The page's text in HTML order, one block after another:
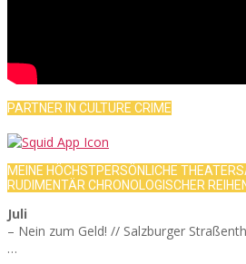
PARTNER IN CULTURE CRIME
MEINE HÖCHSTPERSÖNLICHE
RUDIMENTÄR CHRONOLOGISCHER
Juli
– Nein zum Geld! // Salzburger
…